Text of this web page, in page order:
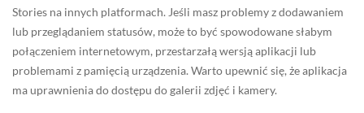
Stories na innych platformach. Jeśli masz problemy z dodawaniem
lub przeglądaniem statusów, może to być spowodowane słabym
połączeniem internetowym, przestarzałą wersją aplikacji lub
problemami z pamięcią urządzenia. Warto upewnić się, że aplikacja
ma uprawnienia do dostępu do galerii zdjęć i kamery.